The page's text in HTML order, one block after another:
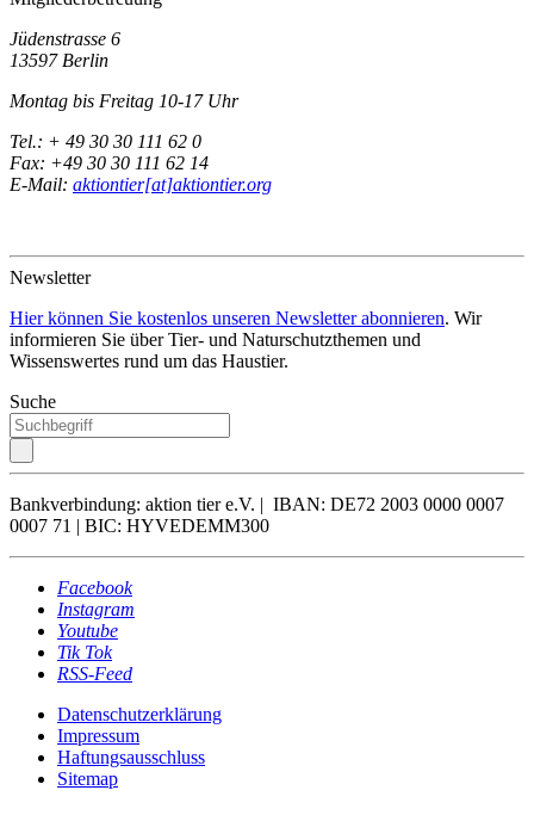
Jüdenstrasse 6
13597 Berlin
Montag bis Freitag 10-17 Uhr
Tel.: + 49 30 30 111 62 0
Fax: +49 30 30 111 62 14
E-Mail: aktiontier[at]aktiontier.org
Newsletter
Hier können Sie kostenlos unseren Newsletter abonnieren. Wir
informieren Sie über Tier- und Naturschutzthemen und
Wissenswertes rund um das Haustier.
Suche
Bankverbindung: aktion tier e.V. | IBAN: DE72 2003 0000 0007
0007 71 | BIC: HYVEDEMM300
Facebook
Instagram
Youtube
Tik Tok
RSS-Feed
Datenschutzerklärung
Impressum
Haftungsausschluss
Sitemap